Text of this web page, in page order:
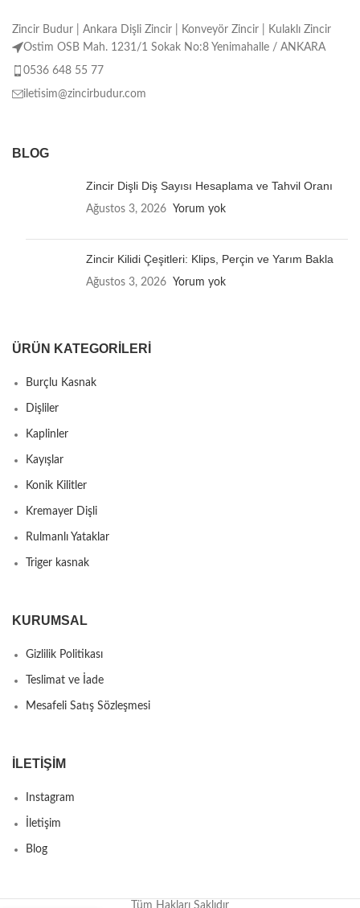
Zincir Budur | Ankara Dişli Zincir | Konveyör Zincir | Kulaklı Zincir
Ostim OSB Mah. 1231/1 Sokak No:8 Yenimahalle / ANKARA
0536 648 55 77
iletisim@zincirbudur.com
BLOG
Zincir Dişli Diş Sayısı Hesaplama ve Tahvil Oranı
Ağustos 3, 2026 Yorum yok
Zincir Kilidi Çeşitleri: Klips, Perçin ve Yarım Bakla
Ağustos 3, 2026 Yorum yok
ÜRÜN KATEGORILERI
Burçlu Kasnak
Dişliler
Kaplinler
Kayışlar
Konik Kilitler
Kremayer Dişli
Rulmanlı Yataklar
Triger kasnak
KURUMSAL
Gizlilik Politikası
Teslimat ve İade
Mesafeli Satış Sözleşmesi
İLETIŞIM
Instagram
İletişim
Blog
Tüm Hakları Saklıdır